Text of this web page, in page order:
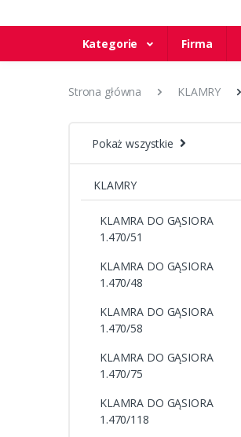
Kategorie Firma
Strona główna KLAMRY
Pokaż wszystkie
KLAMRY
KLAMRA DO GĄSIORA
1.470/51
KLAMRA DO GĄSIORA
1.470/48
KLAMRA DO GĄSIORA
1.470/58
KLAMRA DO GĄSIORA
1.470/75
KLAMRA DO GĄSIORA
1.470/118